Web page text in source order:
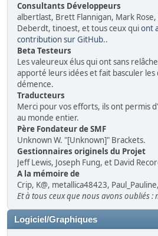
Consultants Développeurs
albertlast, Brett Flannigan, Mark Rose,
Deberdt, tinoest, et tous ceux quiont
contribution sur GitHub..
Beta Testeurs
Les valeureux élus qui ont sans
apporté leurs idées et fait basculer les
démence.
Traducteurs
Merci pour vos efforts, ils ont permis
au monde entier.
Père Fondateur de SMF
Unknown W. "[Unknown]" Brackets.
Gestionnaires originels du Projet
Jeff Lewis, Joseph Fung, et David
A la mémoire de
Crip, K@, metallica48423,
Et à tous ceux que nous avons oubliés :
Logiciel/Graphiques